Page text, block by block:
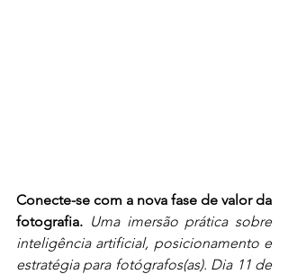
Conecte-se com a nova fase de valor da
fotografia. Uma imersão prática sobre
inteligência artificial, posicionamento e
estratégia para fotógrafos(as). Dia 11 de